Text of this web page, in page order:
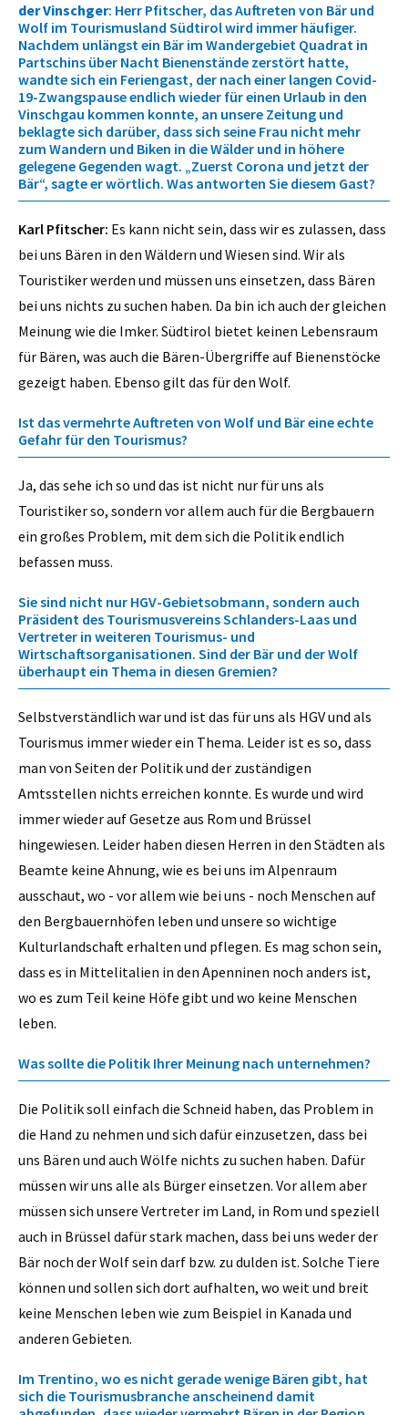
der Vinschger: Herr Pfitscher, das Auftreten von Bär und
Wolf im Tourismusland Südtirol wird immer häufiger.
Nachdem unlängst ein Bär im Wandergebiet Quadrat in
Partschins über Nacht Bienenstände zerstört hatte,
wandte sich ein Feriengast, der nach einer langen Covid-
19-Zwangspause endlich wieder für einen Urlaub in den
Vinschgau kommen konnte, an unsere Zeitung und
beklagte sich darüber, dass sich seine Frau nicht mehr
zum Wandern und Biken in die Wälder und in höhere
gelegene Gegenden wagt. „Zuerst Corona und jetzt der
Bär“, sagte er wörtlich. Was antworten Sie diesem Gast?
Karl Pfitscher: Es kann nicht sein, dass wir es zulassen, dass
bei uns Bären in den Wäldern und Wiesen sind. Wir als
Touristiker werden und müssen uns einsetzen, dass Bären
bei uns nichts zu suchen haben. Da bin ich auch der gleichen
Meinung wie die Imker. Südtirol bietet keinen Lebensraum
für Bären, was auch die Bären-Übergriffe auf Bienenstöcke
gezeigt haben. Ebenso gilt das für den Wolf.
Ist das vermehrte Auftreten von Wolf und Bär eine echte
Gefahr für den Tourismus?
Ja, das sehe ich so und das ist nicht nur für uns als
Touristiker so, sondern vor allem auch für die Bergbauern
ein großes Problem, mit dem sich die Politik endlich
befassen muss.
Sie sind nicht nur HGV-Gebietsobmann, sondern auch
Präsident des Tourismusvereins Schlanders-Laas und
Vertreter in weiteren Tourismus- und
Wirtschaftsorganisationen. Sind der Bär und der Wolf
überhaupt ein Thema in diesen Gremien?
Selbstverständlich war und ist das für uns als HGV und als
Tourismus immer wieder ein Thema. Leider ist es so, dass
man von Seiten der Politik und der zuständigen
Amtsstellen nichts erreichen konnte. Es wurde und wird
immer wieder auf Gesetze aus Rom und Brüssel
hingewiesen. Leider haben diesen Herren in den Städten als
Beamte keine Ahnung, wie es bei uns im Alpenraum
ausschaut, wo - vor allem wie bei uns - noch Menschen auf
den Bergbauernhöfen leben und unsere so wichtige
Kulturlandschaft erhalten und pflegen. Es mag schon sein,
dass es in Mittelitalien in den Apenninen noch anders ist,
wo es zum Teil keine Höfe gibt und wo keine Menschen
leben.
Was sollte die Politik Ihrer Meinung nach unternehmen?
Die Politik soll einfach die Schneid haben, das Problem in
die Hand zu nehmen und sich dafür einzusetzen, dass bei
uns Bären und auch Wölfe nichts zu suchen haben. Dafür
müssen wir uns alle als Bürger einsetzen. Vor allem aber
müssen sich unsere Vertreter im Land, in Rom und speziell
auch in Brüssel dafür stark machen, dass bei uns weder der
Bär noch der Wolf sein darf bzw. zu dulden ist. Solche Tiere
können und sollen sich dort aufhalten, wo weit und breit
keine Menschen leben wie zum Beispiel in Kanada und
anderen Gebieten.
Im Trentino, wo es nicht gerade wenige Bären gibt, hat
sich die Tourismusbranche anscheinend damit